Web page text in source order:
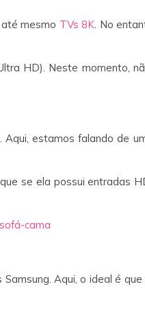
mesmo TVs 8K. No
HD). Neste momento,
estamos falando de
se ela possui entradas
cama
Aqui, o ideal é